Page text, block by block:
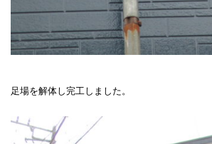
足場を解体し完工しました。